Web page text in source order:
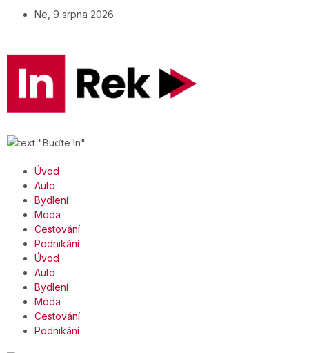
Ne, 9 srpna 2026
Úvod
Auto
Bydlení
Móda
Cestování
Podnikání
Úvod
Auto
Bydlení
Móda
Cestování
Podnikání